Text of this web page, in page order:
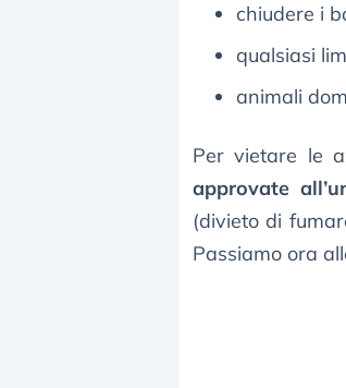
chiudere i
qualsiasi
animali
Per vietare le
approvate
(divieto di
Passiamo ora